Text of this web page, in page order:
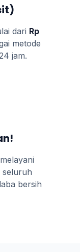
dari Rp
metode
jam.
seluruh
bersih